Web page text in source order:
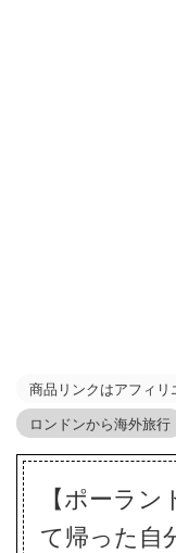
商品リンクはアフィ
ロンドンから海外旅行
【ポーラ
て帰った自